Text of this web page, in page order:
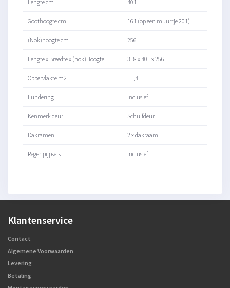
Lengte cm 401
Goothoogte cm 161 (op een muurtje 201)
(Nok)hoogte cm 256
Lengte x Breedte x (nok)Hoogte 318 x 401 x 256
Oppervlakte m2 11,4
Fundering inclusief
Kenmerk deur Schuifdeur
Dakramen 2 x dakraam
Regenpijpsets Inclusief
Klantenservice
Contact
Algemene Voorwaarden
Levering
Betaling